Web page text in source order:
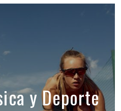
y Deporte